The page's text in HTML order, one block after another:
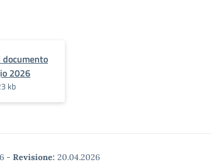
documento
2026
kb
- Revisione: 20.04.2026